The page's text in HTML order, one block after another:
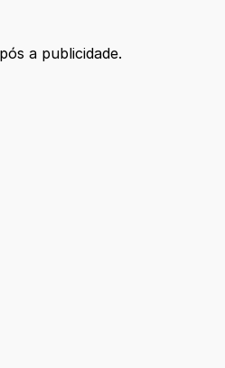
a publicidade.